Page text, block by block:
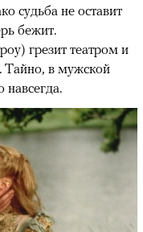
судьба не оставит
бежит.
грезит театром и
Тайно, в мужской